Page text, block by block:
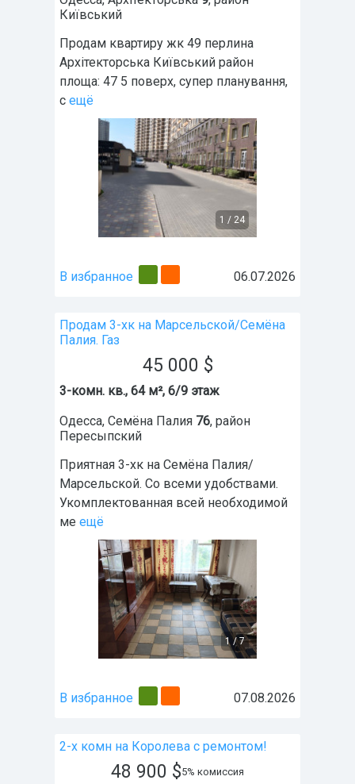
Київський
Продам квартиру жк 49 перлина
Архітекторська Київський район
площа: 47 5 поверх, супер планування,
с ещё
1 / 24
В избранное 06.07.2026
Продам 3-хк на Марсельской/Семёна
Палия. Газ
45 000 $
3-комн. кв., 64 м², 6/9 этаж
Одесса, Семёна Палия 76, район
Пересыпский
Приятная 3-хк на Семёна Палия/
Марсельской. Со всеми удобствами.
Укомплектованная всей необходимой
ме ещё
1 /7
В избранное 07.08.2026
2-х комн на Королева с ремонтом!
48 900 $5% комиссия